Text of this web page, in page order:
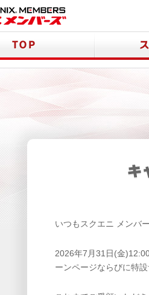
いつもスクエニ メンバ
2026年7月31日(金
ーンページならびに特